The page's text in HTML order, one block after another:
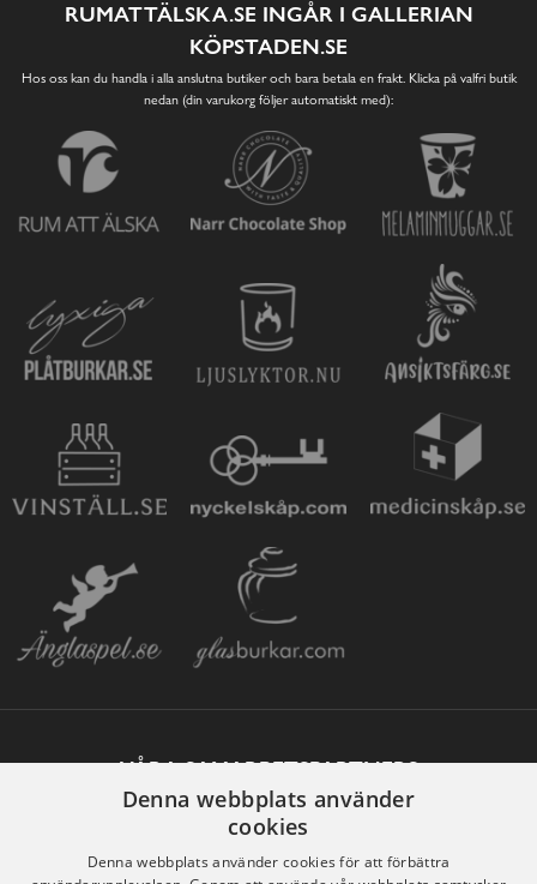
RUMATTÄLSKA.SE INGÅR I GALLERIAN
KÖPSTADEN.SE
Hos oss kan du handla i alla anslutna butiker och bara betala en frakt. Klicka på valfri butik
nedan (din varukorg följer automatiskt med):
VÅRA SAMARBETSPARTNERS
Denna webbplats använder
cookies
Denna webbplats använder cookies för att förbättra